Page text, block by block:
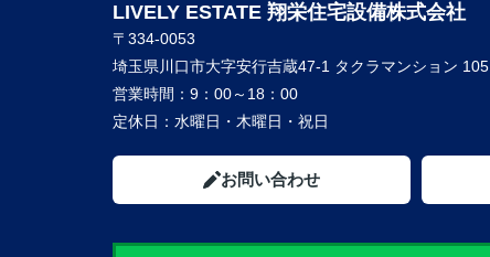
LIVELY ESTATE 翔栄住宅設備株式会社
〒334-0053
埼玉県川口市大字安行吉蔵47-1 タクラマンション 105
営業時間： 9：00～18：00
定休日： 水曜日・木曜日・祝日
お問い合わせ